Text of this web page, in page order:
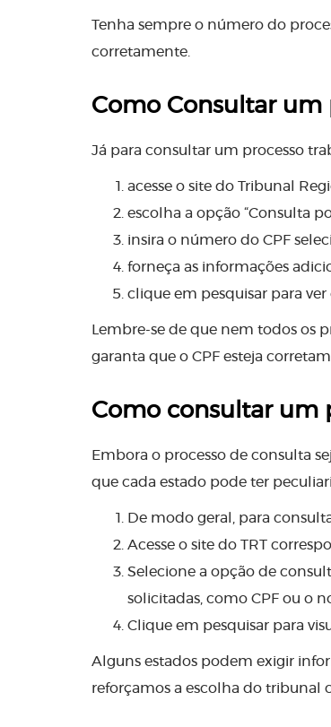
Tenha sempre o número do
corretamente.
Como Consultar um
Já para consultar um processo
acesse o site do Tribunal
escolha a opção “Consulta
insira o número do CPF
forneça as informações
clique em pesquisar para ver
Lembre-se de que nem todos os
garanta que o CPF esteja
Como consultar um
Embora o processo de consulta
que cada estado pode ter
De modo geral, para
Acesse o site do TRT
Selecione a opção de
solicitadas, como CPF ou o
Clique em pesquisar para
Alguns estados podem exigir
reforçamos a escolha do tribunal